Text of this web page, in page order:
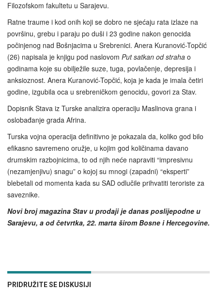
Filozofskom fakultetu u Sarajevu.
Ratne traume i kod onih koji se dobro ne sjećaju rata izlaze na
površinu, grebu i paraju po duši i 23 godine nakon genocida
počinjenog nad Bošnjacima u Srebrenici. Anera Kuranović-Topčić
(26) napisala je knjigu pod naslovom Put satkan od straha o
godinama koje su obilježile suze, tuga, povlačenje, depresija i
anksioznost. Anera Kuranović-Topčić, koja je kada je imala četiri
godine, izgubila oca u srebreničkom genocidu, govori za Stav.
Dopisnik Stava iz Turske analizira operaciju Maslinova grana i
oslobađanje grada Afrina.
Turska vojna operacija definitivno je pokazala da, koliko god bilo
efikasno savremeno oružje, u kojim god količinama davano
drumskim razbojnicima, to od njih neće napraviti “impresivnu
(nezamjenjivu) snagu” o kojoj su mnogi (zapadni) “eksperti”
blebetali od momenta kada su SAD odlučile prihvatiti teroriste za
saveznike.
Novi broj magazina Stav u prodaji je danas poslijepodne u
Sarajevu, a od četvrtka, 22. marta širom Bosne i Hercegovine.
PRIDRUŽITE SE DISKUSIJI